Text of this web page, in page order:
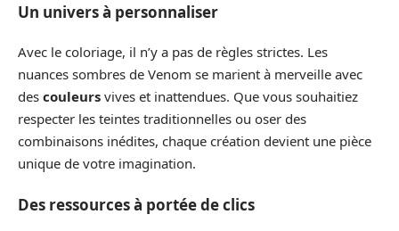
Un univers à personnaliser
Avec le coloriage, il n’y a pas de règles strictes. Les
nuances sombres de Venom se marient à merveille avec
des couleurs vives et inattendues. Que vous souhaitiez
respecter les teintes traditionnelles ou oser des
combinaisons inédites, chaque création devient une pièce
unique de votre imagination.
Des ressources à portée de clics